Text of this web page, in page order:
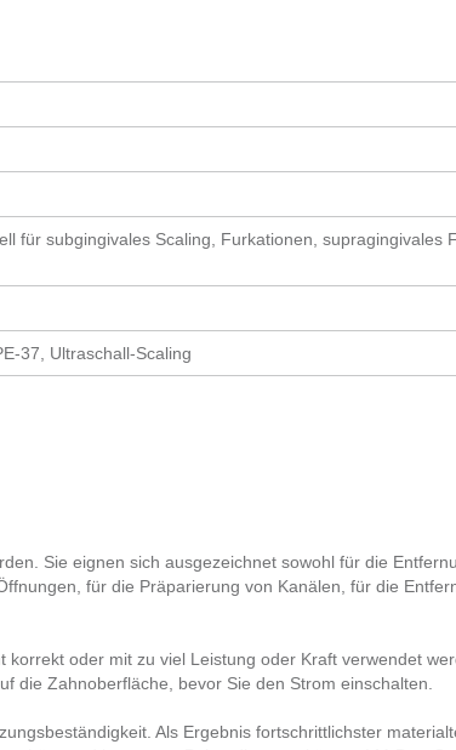
für subgingivales Scaling, Furkationen, supragingivales
37, Ultraschall-Scaling
Sie eignen sich ausgezeichnet sowohl für die
für die Präparierung von Kanälen, für die
oder mit zu viel Leistung oder Kraft verwendet
die Zahnoberfläche, bevor Sie den Strom einschalten.
Als Ergebnis fortschrittlichster